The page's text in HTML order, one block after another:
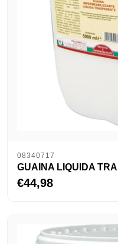
08340717
GUAINA LIQUIDA
€44,98